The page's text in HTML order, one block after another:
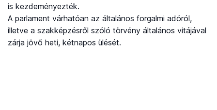
is kezdeményezték.
A parlament várhatóan az általános forgalmi adóról,
illetve a szakképzésről szóló törvény általános vitájával
zárja jövő heti, kétnapos ülését.